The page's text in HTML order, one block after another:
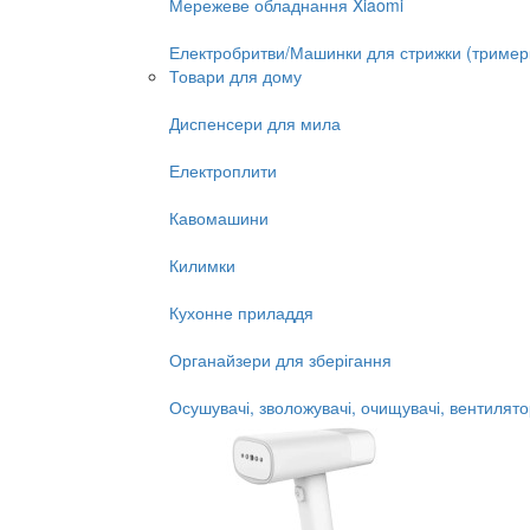
Мережеве обладнання Xiaomi
Електробритви/Машинки для стрижки
Товари для дому
Диспенсери для мила
Електроплити
Кавомашини
Килимки
Кухонне приладдя
Органайзери для зберігання
Осушувачі, зволожувачі, очищувачі,